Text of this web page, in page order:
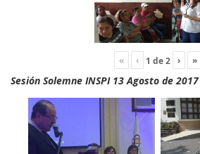
« ‹ 1 de2 › »
Sesión Solemne INSPI 13 Agosto de 2017